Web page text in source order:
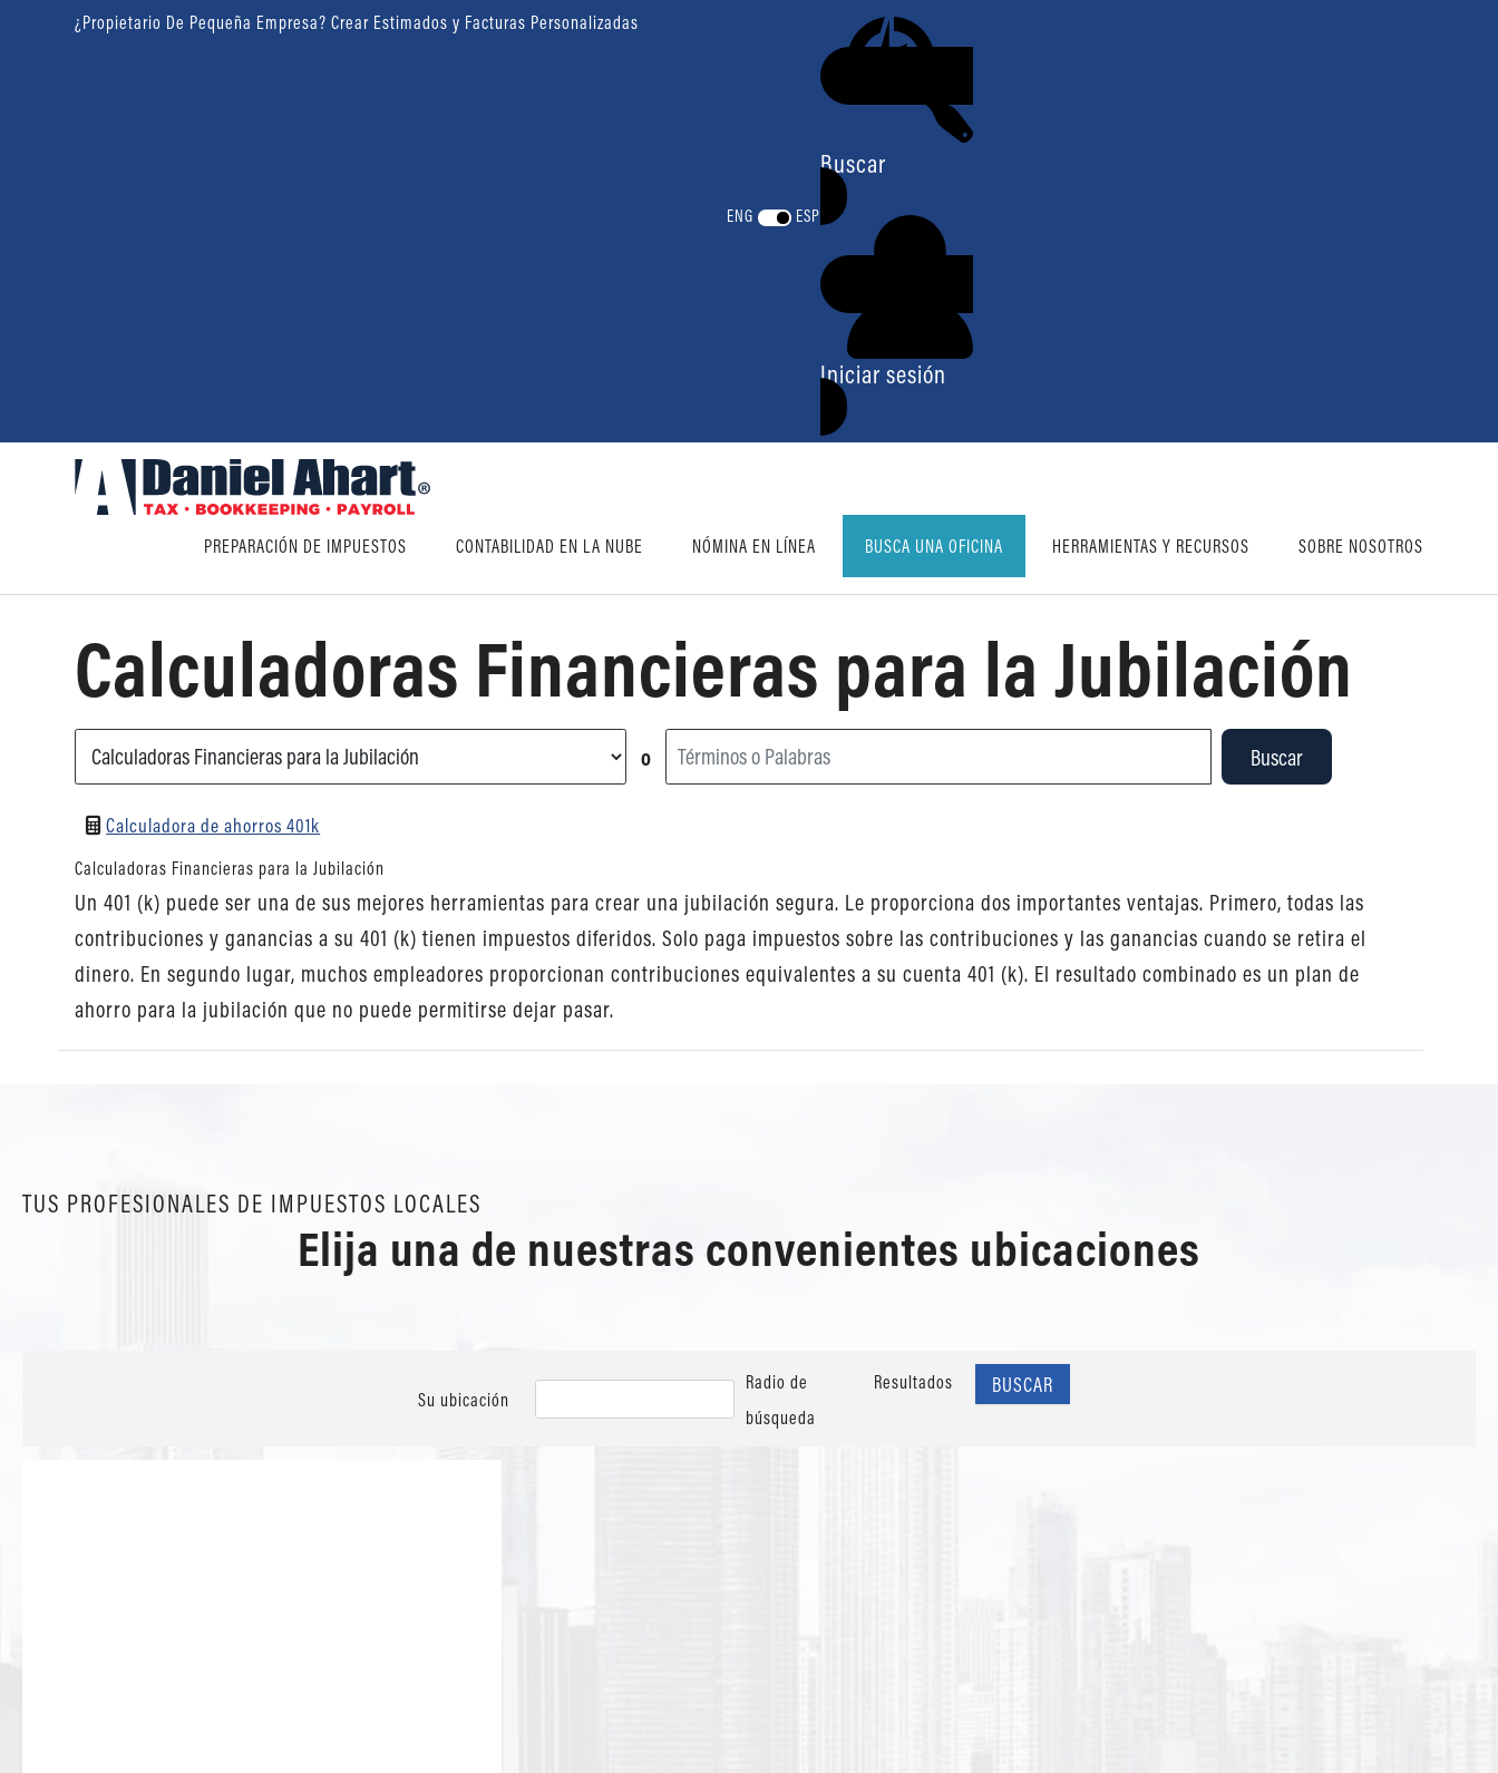
¿Propietario De Pequeña Empresa? Crear Estimados y Facturas Personalizadas
ENG ESP
Buscar
Iniciar sesión
PREPARACIÓN DE IMPUESTOS CONTABILIDAD EN LA NUBE NÓMINA EN LÍNEA BUSCA UNA OFICINA HERRAMIENTAS Y RECURSOS SOBRE NOSOTROS
Calculadoras Financieras para la Jubilación
o Buscar
Calculadora de ahorros 401k
Calculadoras Financieras para la Jubilación
Un 401 (k) puede ser una de sus mejores herramientas para crear una jubilación segura. Le proporciona dos importantes ventajas. Primero, todas las
contribuciones y ganancias a su 401 (k) tienen impuestos diferidos. Solo paga impuestos sobre las contribuciones y las ganancias cuando se retira el
dinero. En segundo lugar, muchos empleadores proporcionan contribuciones equivalentes a su cuenta 401 (k). El resultado combinado es un plan de
ahorro para la jubilación que no puede permitirse dejar pasar.
TUS PROFESIONALES DE IMPUESTOS LOCALES
Elija una de nuestras convenientes ubicaciones
Su ubicación
Radio de
búsqueda
Resultados